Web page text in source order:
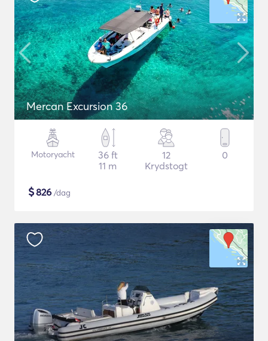
Mercan Excursion 36
Motoryacht
36 ft
11 m
12
Krydstogt
0
$826 /dag